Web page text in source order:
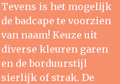
Tevens is het mogelijk
de badcape te voorzien
van naam! Keuze uit
diverse kleuren garen
en de borduurstijl
sierlijk of strak. De